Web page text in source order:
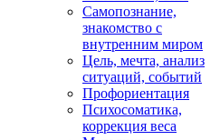
Самопознание,
знакомство с
внутренним миром
Цель, мечта, анализ
ситуаций, событий
Профориентация
Психосоматика,
коррекция веса